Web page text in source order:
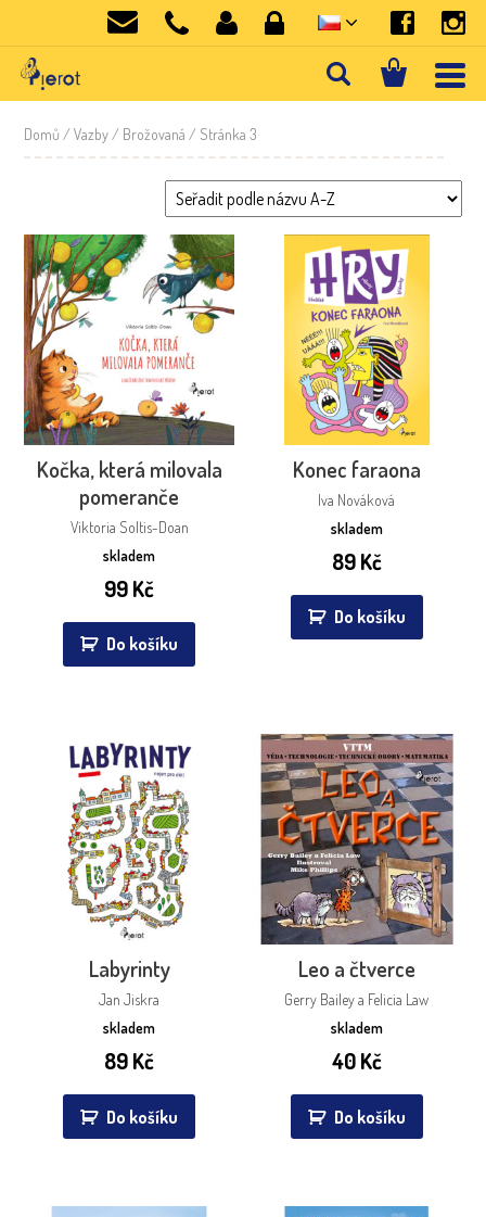
Domů / Vazby / Brožovaná / Stránka 3
Kočka, která milovala
pomeranče
Viktoria Soltis-Doan
skladem
99Kč
Do košíku
Konec faraona
Iva Nováková
skladem
89Kč
Do košíku
Labyrinty
Jan Jiskra
skladem
89Kč
Do košíku
Leo a čtverce
Gerry Bailey a Felicia Law
skladem
40Kč
Do košíku